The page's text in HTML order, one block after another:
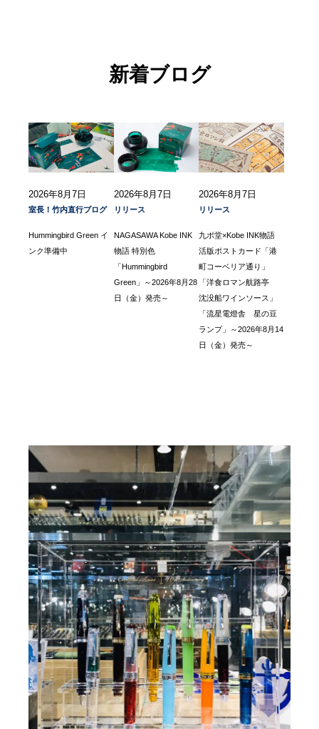
新着ブログ
2026年8月7日
室長！竹内直行ブログ
Hummingbird Green イ
ンク準備中
2026年8月7日
リリース
NAGASAWA Kobe INK
物語 特別色
「Hummingbird
Green」～2026年8月28
日（金）発売～
2026年8月7日
リリース
九ポ堂×Kobe INK物語
活版ポストカード「港
町コーベリア通り」
「洋食ロマン航路亭
沈没船ワインソース」
「流星電燈舎 星の豆
ランプ」～2026年8月14
日（金）発売～